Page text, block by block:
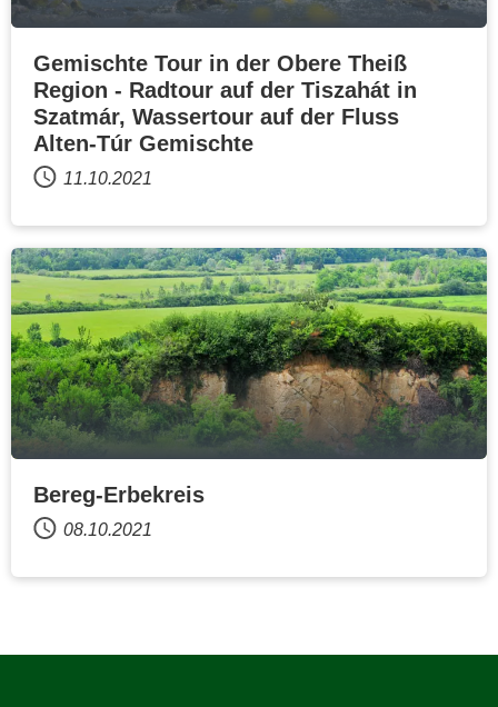
Gemischte Tour in der Obere Theiß
Region - Radtour auf der Tiszahát in
Szatmár, Wassertour auf der Fluss
Alten-Túr Gemischte
11.10.2021
Bereg-Erbekreis
08.10.2021